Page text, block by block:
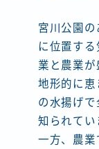
宮川公園
に位置す
業と農業が
地形的に恵
の水揚げで
知られてい
一方、農業